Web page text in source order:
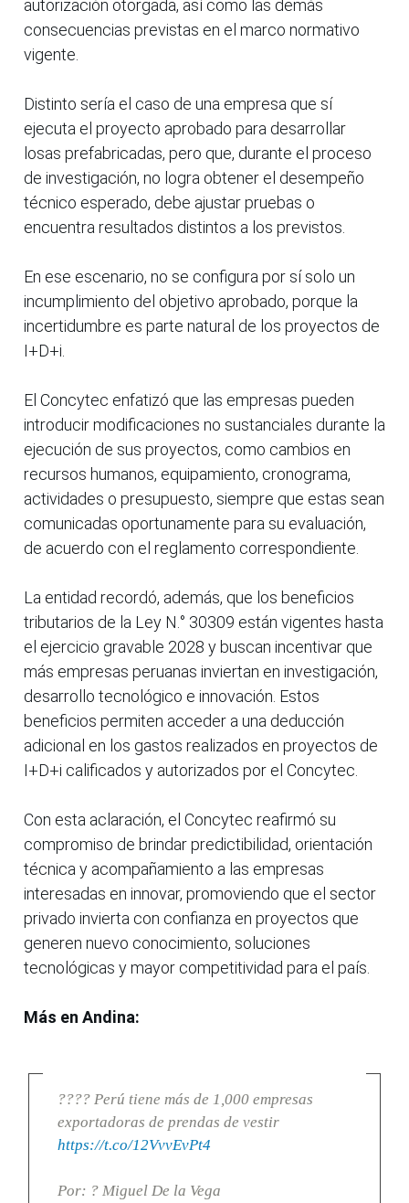
autorización otorgada, así como las demás
consecuencias previstas en el marco normativo
vigente.
Distinto sería el caso de una empresa que sí
ejecuta el proyecto aprobado para desarrollar
losas prefabricadas, pero que, durante el proceso
de investigación, no logra obtener el desempeño
técnico esperado, debe ajustar pruebas o
encuentra resultados distintos a los previstos.
En ese escenario, no se configura por sí solo un
incumplimiento del objetivo aprobado, porque la
incertidumbre es parte natural de los proyectos de
I+D+i.
El Concytec enfatizó que las empresas pueden
introducir modificaciones no sustanciales durante la
ejecución de sus proyectos, como cambios en
recursos humanos, equipamiento, cronograma,
actividades o presupuesto, siempre que estas sean
comunicadas oportunamente para su evaluación,
de acuerdo con el reglamento correspondiente.
La entidad recordó, además, que los beneficios
tributarios de la Ley N.° 30309 están vigentes hasta
el ejercicio gravable 2028 y buscan incentivar que
más empresas peruanas inviertan en investigación,
desarrollo tecnológico e innovación. Estos
beneficios permiten acceder a una deducción
adicional en los gastos realizados en proyectos de
I+D+i calificados y autorizados por el Concytec.
Con esta aclaración, el Concytec reafirmó su
compromiso de brindar predictibilidad, orientación
técnica y acompañamiento a las empresas
interesadas en innovar, promoviendo que el sector
privado invierta con confianza en proyectos que
generen nuevo conocimiento, soluciones
tecnológicas y mayor competitividad para el país.
Más en Andina:
???? Perú tiene más de 1,000 empresas
exportadoras de prendas de vestir
https://t.co/12VvvEvPt4
Por: ? Miguel De la Vega